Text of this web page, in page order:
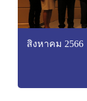
สิงหาคม 2566